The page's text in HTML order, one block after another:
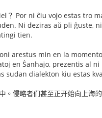
？ Por ni ĉiu vojo estas tro
Ni deziras aŭ pli ĝuste,
tien.
arestus min en la
en Ŝanhajo, prezentis al
sudan dialekton kiu estas
。侵略者们甚至正开始向上海